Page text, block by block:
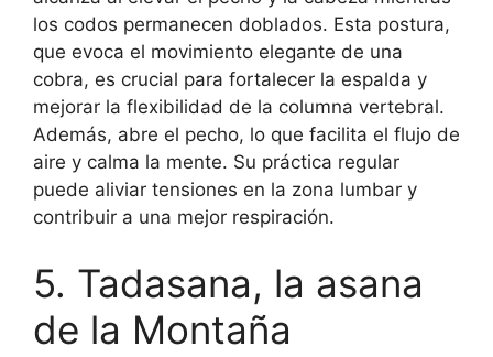
los codos permanecen doblados. Esta postura,
que evoca el movimiento elegante de una
cobra, es crucial para fortalecer la espalda y
mejorar la flexibilidad de la columna vertebral.
Además, abre el pecho, lo que facilita el flujo de
aire y calma la mente. Su práctica regular
puede aliviar tensiones en la zona lumbar y
contribuir a una mejor respiración.
5. Tadasana, la asana
de la Montaña